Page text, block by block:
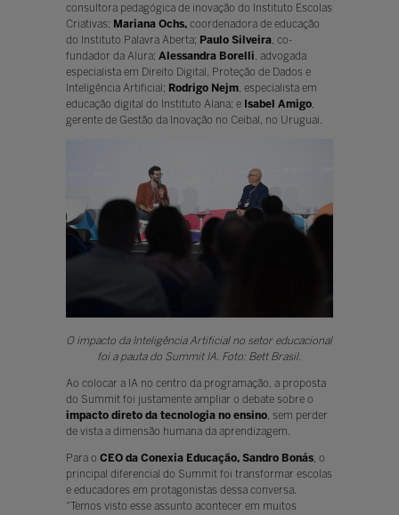
consultora pedagógica de inovação do Instituto Escolas
Criativas; Mariana Ochs,coordenadora de educação
do Instituto Palavra Aberta; Paulo Silveira, co-
fundador da Alura; Alessandra Borelli, advogada
especialista em Direito Digital, Proteção de Dados e
Inteligência Artificial; Rodrigo Nejm, especialista em
educação digital do Instituto Alana; e Isabel Amigo,
gerente de Gestão da Inovação no Ceibal, no Uruguai.
O impacto da Inteligência Artificial no setor educacional
foi a pauta do Summit IA. Foto: Bett Brasil.
Ao colocar a IA no centro da programação, a proposta
do Summit foi justamente ampliar o debate sobre o
impacto direto da tecnologia no ensino, sem perder
de vista a dimensão humana da aprendizagem.
Para o CEO da Conexia Educação, Sandro Bonás, o
principal diferencial do Summit foi transformar escolas
e educadores em protagonistas dessa conversa.
“Temos visto esse assunto acontecer em muitos